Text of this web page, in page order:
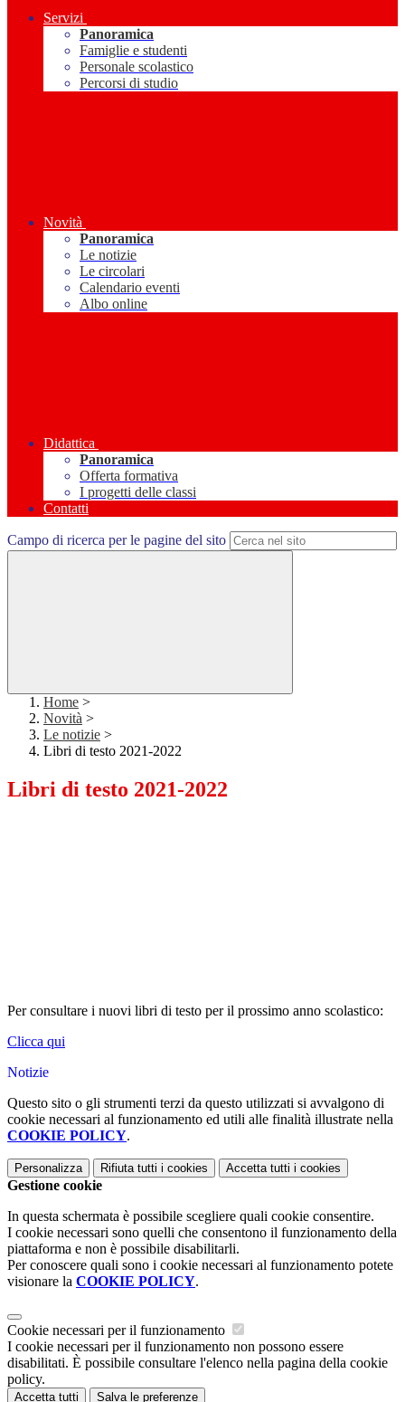
Servizi
Panoramica
Famiglie e studenti
Personale scolastico
Percorsi di studio
Novità
Panoramica
Le notizie
Le circolari
Calendario eventi
Albo online
Didattica
Panoramica
Offerta formativa
I progetti delle classi
Contatti
Campo di ricerca per le pagine del sito
Home >
Novità >
Le notizie >
Libri di testo 2021-2022
Libri di testo 2021-2022
Per consultare i nuovi libri di testo per il prossimo anno scolastico:
Clicca qui
Notizie
Questo sito o gli strumenti terzi da questo utilizzati si avvalgono di
cookie necessari al funzionamento ed utili alle finalità illustrate nella
COOKIE POLICY.
Personalizza Rifiuta tutti i cookies Accetta tutti i cookies
Gestione cookie
In questa schermata è possibile scegliere quali cookie consentire.
I cookie necessari sono quelli che consentono il funzionamento della
piattaforma e non è possibile disabilitarli.
Per conoscere quali sono i cookie necessari al funzionamento potete
visionare la COOKIE POLICY.
Cookie necessari per il funzionamento
I cookie necessari per il funzionamento non possono essere
disabilitati. È possibile consultare l'elenco nella pagina della cookie
policy.
Accetta tutti Salva le preferenze